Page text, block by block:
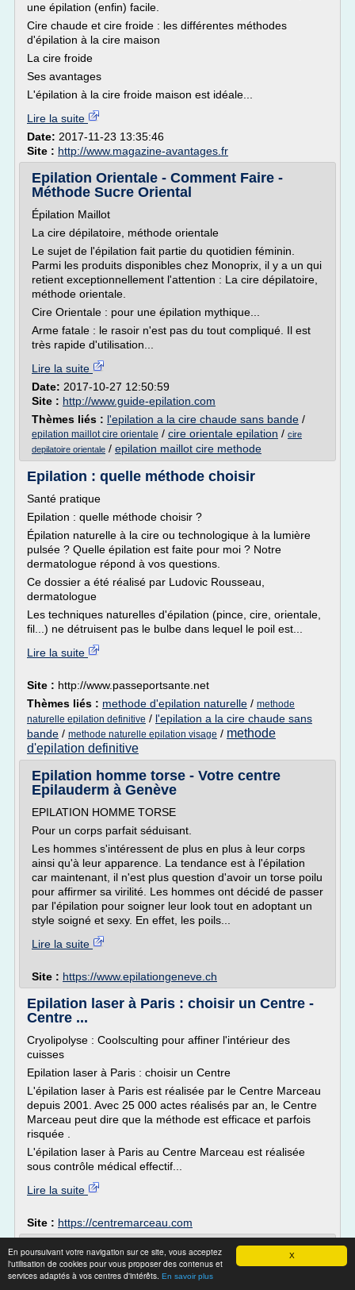
X
En poursuivant votre navigation sur ce site, vous acceptez
l'utilisation de cookies pour vous proposer des contenus et
services adaptés à vos centres d'intérêts. En savoir plus
une épilation (enfin) facile.
Cire chaude et cire froide : les différentes méthodes
d'épilation à la cire maison
La cire froide
Ses avantages
L'épilation à la cire froide maison est idéale...
Lire la suite
Date: 2017-11-23 13:35:46
Site : http://www.magazine-avantages.fr
Epilation Orientale - Comment Faire -
Méthode Sucre Oriental
Épilation Maillot
La cire dépilatoire, méthode orientale
Le sujet de l'épilation fait partie du quotidien féminin.
Parmi les produits disponibles chez Monoprix, il y a un qui
retient exceptionnellement l'attention : La cire dépilatoire,
méthode orientale.
Cire Orientale : pour une épilation mythique...
Arme fatale : le rasoir n'est pas du tout compliqué. Il est
très rapide d'utilisation...
Lire la suite
Date: 2017-10-27 12:50:59
Site : http://www.guide-epilation.com
Thèmes liés : l'epilation a la cire chaude sans bande /
epilation maillot cire orientale / cire orientale epilation / cire
depilatoire orientale / epilation maillot cire methode
Epilation : quelle méthode choisir
Santé pratique
Epilation : quelle méthode choisir ?
Épilation naturelle à la cire ou technologique à la lumière
pulsée ? Quelle épilation est faite pour moi ? Notre
dermatologue répond à vos questions.
Ce dossier a été réalisé par Ludovic Rousseau,
dermatologue
Les techniques naturelles d'épilation (pince, cire, orientale,
fil...) ne détruisent pas le bulbe dans lequel le poil est...
Lire la suite
Site : http://www.passeportsante.net
Thèmes liés : methode d'epilation naturelle / methode
naturelle epilation definitive / l'epilation a la cire chaude sans
bande / methode naturelle epilation visage / methode
d'epilation definitive
Epilation homme torse - Votre centre
Epilauderm à Genève
EPILATION HOMME TORSE
Pour un corps parfait séduisant.
Les hommes s'intéressent de plus en plus à leur corps
ainsi qu'à leur apparence. La tendance est à l'épilation
car maintenant, il n'est plus question d'avoir un torse poilu
pour affirmer sa virilité. Les hommes ont décidé de passer
par l'épilation pour soigner leur look tout en adoptant un
style soigné et sexy. En effet, les poils...
Lire la suite
Site : https://www.epilationgeneve.ch
Epilation laser à Paris : choisir un Centre -
Centre ...
Cryolipolyse : Coolsculting pour affiner l'intérieur des
cuisses
Epilation laser à Paris : choisir un Centre
L'épilation laser à Paris est réalisée par le Centre Marceau
depuis 2001. Avec 25 000 actes réalisés par an, le Centre
Marceau peut dire que la méthode est efficace et parfois
risquée .
L'épilation laser à Paris au Centre Marceau est réalisée
sous contrôle médical effectif...
Lire la suite
Site : https://centremarceau.com
Épilation à la cire à Montréal, Rosemont |
Technique d ...